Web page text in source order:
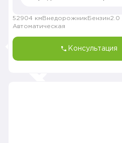
52904 км Внедорожник Бензин2.0
Автоматическая
Консультация